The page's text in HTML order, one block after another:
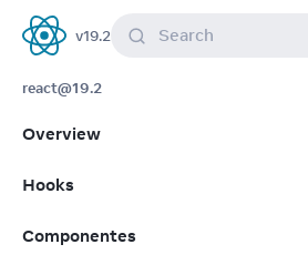
React
v19.2 Search
react@19.2
Overview
Hooks
Componentes